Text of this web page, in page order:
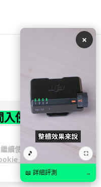
續使用
政
侵他家公司 三
洞
1.1 在網絡安全測試期
意外連上互聯網... 閱讀
×
🎵 ⛶
📖 詳細評測 →